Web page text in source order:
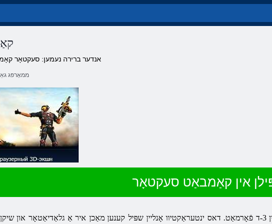
אנדער ברירה נעמען: סעקטאָר
ממאָרפּג
אין קאַמבאַט סעקטאָר
שפּיל קאַמבאַט סעקטאָר & נדאַש; בלעטערער פאַנטאַסטיש אַקציע אין 3-ד פֿאָרמאַט. דאס ינטעראַקטיוו אָנליין שפּיל קענען מאַכן איר אַ